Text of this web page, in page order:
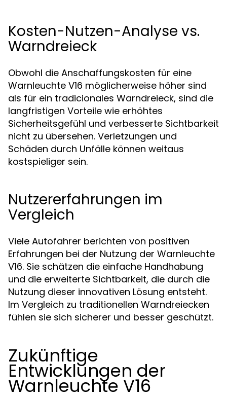
Kosten-Nutzen-Analyse vs.
Warndreieck
Obwohl die Anschaffungskosten für eine
Warnleuchte V16 möglicherweise höher sind
als für ein tradicionales Warndreieck, sind die
langfristigen Vorteile wie erhöhtes
Sicherheitsgefühl und verbesserte Sichtbarkeit
nicht zu übersehen. Verletzungen und
Schäden durch Unfälle können weitaus
kostspieliger sein.
Nutzererfahrungen im
Vergleich
Viele Autofahrer berichten von positiven
Erfahrungen bei der Nutzung der Warnleuchte
V16. Sie schätzen die einfache Handhabung
und die erweiterte Sichtbarkeit, die durch die
Nutzung dieser innovativen Lösung entsteht.
Im Vergleich zu traditionellen Warndreiecken
fühlen sie sich sicherer und besser geschützt.
Zukünftige
Entwicklungen der
Warnleuchte V16